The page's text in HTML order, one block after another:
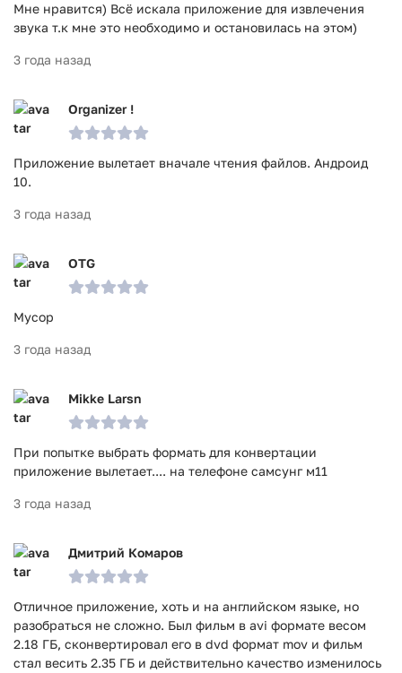
Мне нравится) Всё искала приложение для извлечения
звука т.к мне это необходимо и остановилась на этом)
3 года назад
Organizer !
Приложение вылетает вначале чтения файлов. Андроид
10.
3 года назад
OTG
Мусор
3 года назад
Mikke Larsn
При попытке выбрать формать для конвертации
приложение вылетает.... на телефоне самсунг м11
3 года назад
Дмитрий Комаров
Отличное приложение, хоть и на английском языке, но
разобраться не сложно. Был фильм в avi формате весом
2.18 ГБ, сконвертировал его в dvd формат mov и фильм
стал весить 2.35 ГБ и действительно качество изменилось